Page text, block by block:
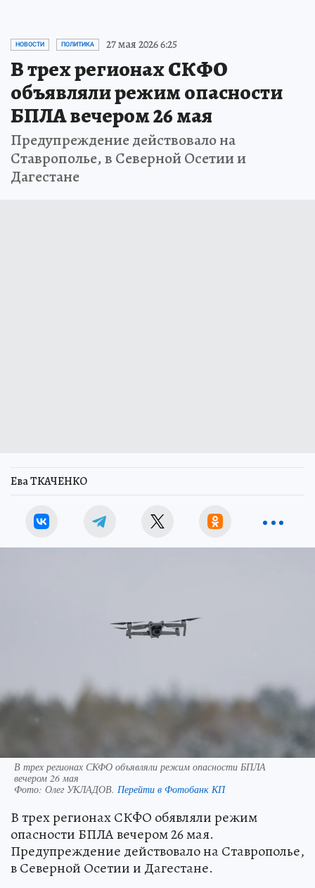
НОВОСТИ ПОЛИТИКА 27 мая 2026 6:25
В трех регионах СКФО
объявляли режим опасности
БПЛА вечером 26 мая
Предупреждение действовало на
Ставрополье, в Северной Осетии и
Дагестане
Ева ТКАЧЕНКО
В трех регионах СКФО объявляли режим опасности БПЛА
вечером 26 мая
Фото: Олег УКЛАДОВ. Перейти в Фотобанк КП
В трех регионах СКФО обявляли режим
опасности БПЛА вечером 26 мая.
Предупреждение действовало на Ставрополье,
в Северной Осетии и Дагестане.